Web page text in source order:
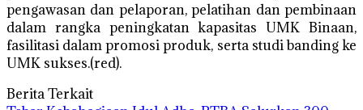
pengawasan dan pelaporan, pelatihan dan pembinaan
dalam rangka peningkatan kapasitas UMK Binaan,
fasilitasi dalam promosi produk, serta studi banding ke
UMK sukses.(red).
Berita Terkait